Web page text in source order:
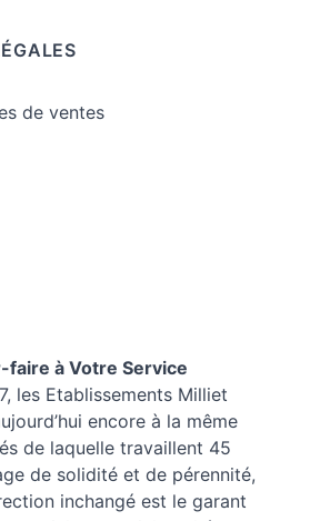
faire à Votre Service
les Etablissements Milliet
encore à la même
de laquelle travaillent 45
de solidité et de pérennité,
inchangé est le garant
de ventes